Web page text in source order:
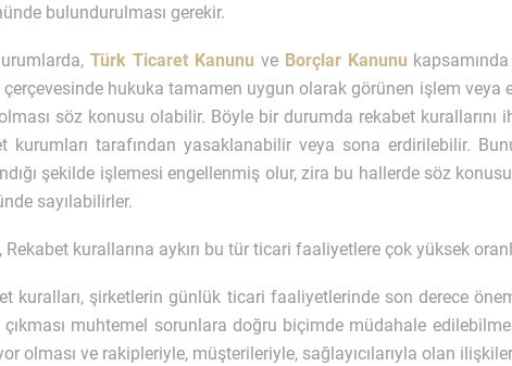
bulundurulması gerekir.
Türk Ticaret Kanunu ve Borçlar Kanunu
çerçevesinde hukuka tamamen uygun olarak görünen işlem veya
olması söz konusu olabilir. Böyle bir durumda rekabet
kurumları tarafından yasaklanabilir veya sona erdirilebilir.
şekilde işlemesi engellenmiş olur, zira bu hallerde söz
sayılabilirler.
Rekabet kurallarına aykırı bu tür ticari faaliyetlere çok yüksek
kuralları, şirketlerin günlük ticari faaliyetlerinde son derece
muhtemel sorunlara doğru biçimde müdahale
olması ve rakipleriyle, müşterileriyle, sağlayıcılarıyla olan